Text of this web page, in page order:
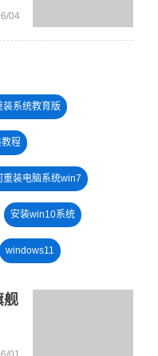
04
装系统教育版
程
重装电脑系统win7
安装win10系统
windows11
舰